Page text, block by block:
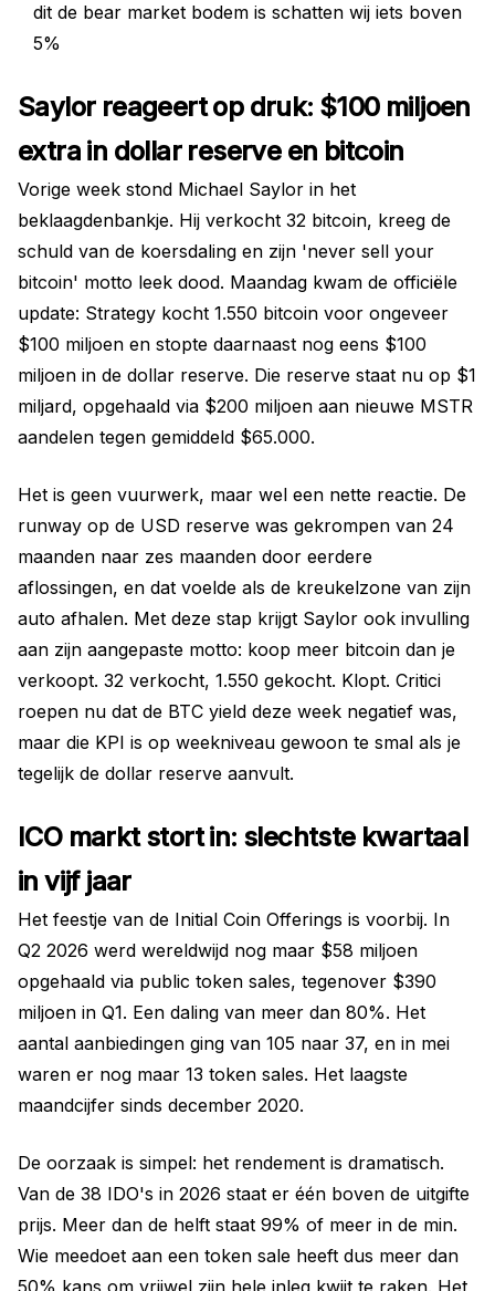
dit de bear market bodem is schatten wij iets boven
5%
Saylor reageert op druk: $100 miljoen
extra in dollar reserve en bitcoin
Vorige week stond Michael Saylor in het
beklaagdenbankje. Hij verkocht 32 bitcoin, kreeg de
schuld van de koersdaling en zijn 'never sell your
bitcoin' motto leek dood. Maandag kwam de officiële
update: Strategy kocht 1.550 bitcoin voor ongeveer
$100 miljoen en stopte daarnaast nog eens $100
miljoen in de dollar reserve. Die reserve staat nu op $1
miljard, opgehaald via $200 miljoen aan nieuwe MSTR
aandelen tegen gemiddeld $65.000.
Het is geen vuurwerk, maar wel een nette reactie. De
runway op de USD reserve was gekrompen van 24
maanden naar zes maanden door eerdere
aflossingen, en dat voelde als de kreukelzone van zijn
auto afhalen. Met deze stap krijgt Saylor ook invulling
aan zijn aangepaste motto: koop meer bitcoin dan je
verkoopt. 32 verkocht, 1.550 gekocht. Klopt. Critici
roepen nu dat de BTC yield deze week negatief was,
maar die KPI is op weekniveau gewoon te smal als je
tegelijk de dollar reserve aanvult.
ICO markt stort in: slechtste kwartaal
in vijf jaar
Het feestje van de Initial Coin Offerings is voorbij. In
Q2 2026 werd wereldwijd nog maar $58 miljoen
opgehaald via public token sales, tegenover $390
miljoen in Q1. Een daling van meer dan 80%. Het
aantal aanbiedingen ging van 105 naar 37, en in mei
waren er nog maar 13 token sales. Het laagste
maandcijfer sinds december 2020.
De oorzaak is simpel: het rendement is dramatisch.
Van de 38 IDO's in 2026 staat er één boven de uitgifte
prijs. Meer dan de helft staat 99% of meer in de min.
Wie meedoet aan een token sale heeft dus meer dan